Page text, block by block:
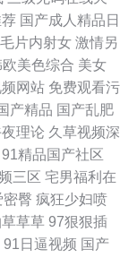
国产成人精品日
毛片内射女 激情另
欧美色综合 美女
网站 免费观看污
产精品 国产乱肥
理论 久草视频深
91精品国产社区
三区 宅男福利在
密臀 疯狂少妇喷
草草 97狠狠插
91日逼视频 国产